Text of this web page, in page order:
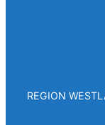
REGION